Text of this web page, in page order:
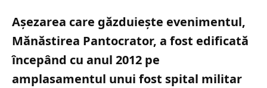
Așezarea care găzduiește evenimentul,
Mănăstirea Pantocrator, a fost edificată
începând cu anul 2012 pe
amplasamentul unui fost spital militar